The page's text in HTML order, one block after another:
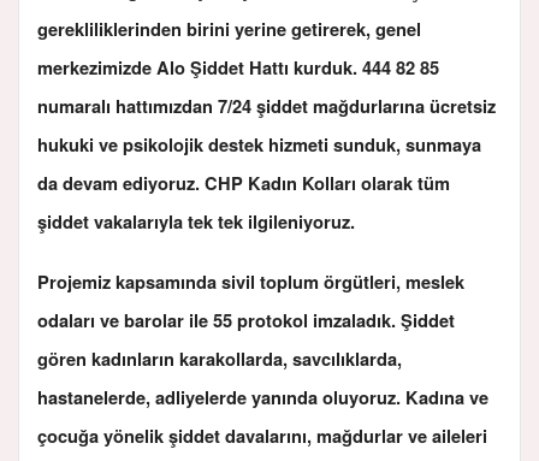
gerekliliklerinden birini yerine getirerek, genel
merkezimizde Alo Şiddet Hattı kurduk. 444 82 85
numaralı hattımızdan 7/24 şiddet mağdurlarına ücretsiz
hukuki ve psikolojik destek hizmeti sunduk, sunmaya
da devam ediyoruz. CHP Kadın Kolları olarak tüm
şiddet vakalarıyla tek tek ilgileniyoruz.
Projemiz kapsamında sivil toplum örgütleri, meslek
odaları ve barolar ile 55 protokol imzaladık. Şiddet
gören kadınların karakollarda, savcılıklarda,
hastanelerde, adliyelerde yanında oluyoruz. Kadına ve
çocuğa yönelik şiddet davalarını, mağdurlar ve aileleri